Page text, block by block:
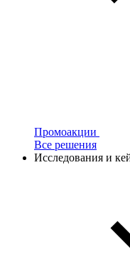
Промоакции
Все решения
Исследования и